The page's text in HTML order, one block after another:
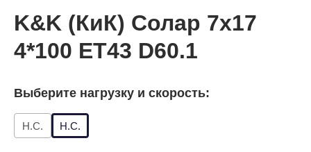
K&K (КиК) Солар 7x17
4*100 ET43 D60.1
Выберите нагрузку и скорость:
Н.С. Н.С.